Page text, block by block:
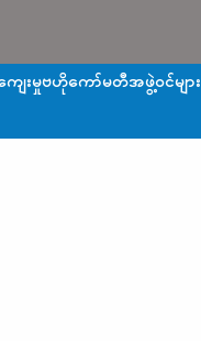
ျေးမှုဗဟိုကော်မတီအဖွဲ့ဝင်များ